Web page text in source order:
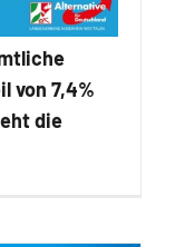
von 7,4%
die